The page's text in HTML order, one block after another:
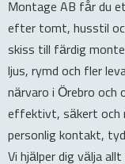
Montage AB får du
efter tomt, husstil
skiss till färdig
ljus, rymd och fler
närvaro i Örebro och
effektivt, säkert och
personlig kontakt,
Vi hjälper dig välja